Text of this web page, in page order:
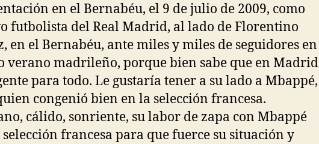
en el Bernabéu, el 9 de julio de 2009, como
futbolista del Real Madrid, al lado de Florentino
en el Bernabéu, ante miles y miles de seguidores en
verano madrileño, porque bien sabe que en Madrid
para todo. Le gustaría tener a su lado a Mbappé,
congenió bien en la selección francesa.
cálido, sonriente, su labor de zapa con Mbappé
selección francesa para que fuerce su situación y